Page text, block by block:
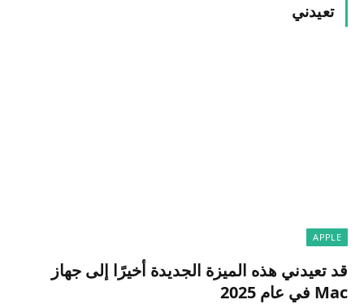
تعيدني
APPLE
قد تعيدني هذه الميزة الجديدة أخيرًا إلى جهاز
Mac في عام 2025